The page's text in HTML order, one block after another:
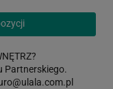
Partnerskiego.